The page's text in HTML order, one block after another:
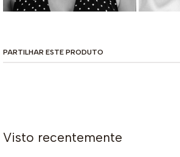
PARTILHAR ESTE PRODUTO
Visto recentemente